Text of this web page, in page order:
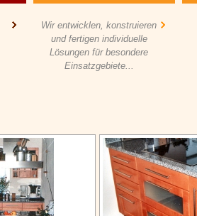
Wir entwicklen, konstruieren
und fertigen individuelle
Lösungen für besondere
Einsatzgebiete...